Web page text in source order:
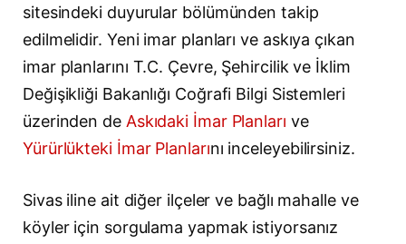
sitesindeki duyurular bölümünden takip
edilmelidir. Yeni imar planları ve askıya çıkan
imar planlarını T.C. Çevre, Şehircilik ve İklim
Değişikliği Bakanlığı Coğrafi Bilgi Sistemleri
üzerinden de Askıdaki İmar Planları ve
Yürürlükteki İmar Planlarını inceleyebilirsiniz.
Sivas iline ait diğer ilçeler ve bağlı mahalle ve
köyler için sorgulama yapmak istiyorsanız